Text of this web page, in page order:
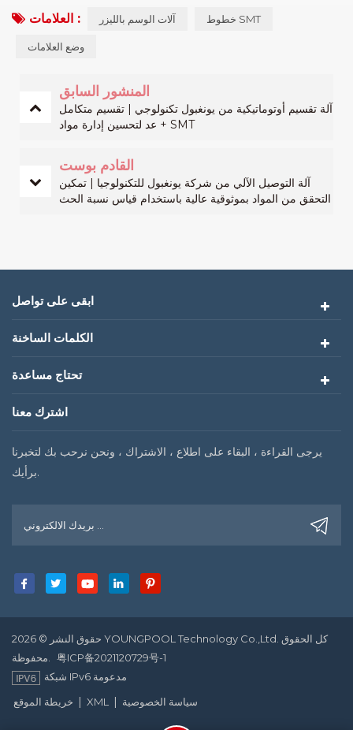
العلامات : آلات الوسم بالليزر خطوط SMT
وضع العلامات
المنشور السابق
آلة تقسيم أوتوماتيكية من يونغبول تكنولوجي | تقسيم متكامل
+ عد لتحسين إدارة مواد SMT
القادم بوست
آلة التوصيل الآلي من شركة يونغبول للتكنولوجيا | تمكين
التحقق من المواد بموثوقية عالية باستخدام قياس نسبة الحث
ابقى على تواصل
الكلمات الساخنة
تحتاج مساعدة
اشترك معنا
يرجى القراءة ، البقاء على اطلاع ، الاشتراك ، ونحن نرحب بك لتخبرنا
برأيك.
حقوق النشر © 2026 YOUNGPOOL Technology Co.,Ltd. كل الحقوق
粤ICP备2021120729号-1
شبكة IPv6 مدعومة
خريطة الموقع | XML | سياسة الخصوصية